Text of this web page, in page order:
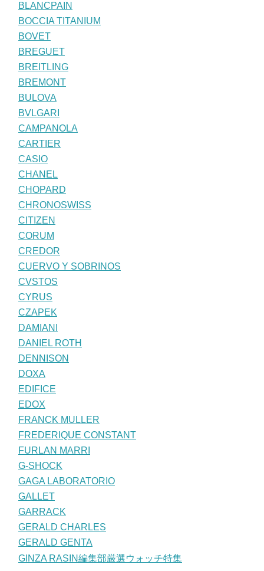
BLANCPAIN
BOCCIA TITANIUM
BOVET
BREGUET
BREITLING
BREMONT
BULOVA
BVLGARI
CAMPANOLA
CARTIER
CASIO
CHANEL
CHOPARD
CHRONOSWISS
CITIZEN
CORUM
CREDOR
CUERVO Y SOBRINOS
CVSTOS
CYRUS
CZAPEK
DAMIANI
DANIEL ROTH
DENNISON
DOXA
EDIFICE
EDOX
FRANCK MULLER
FREDERIQUE CONSTANT
FURLAN MARRI
G-SHOCK
GAGA LABORATORIO
GALLET
GARRACK
GERALD CHARLES
GERALD GENTA
GINZA RASIN編集部厳選ウォッチ特集